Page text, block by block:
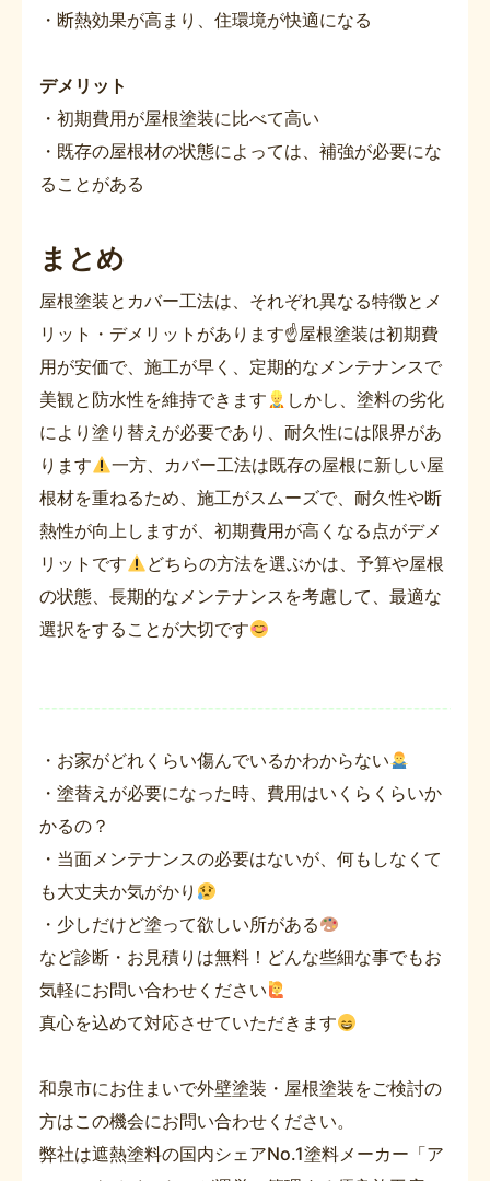
・断熱効果が高まり、住環境が快適になる
デメリット
・初期費用が屋根塗装に比べて高い
・既存の屋根材の状態によっては、補強が必要にな
ることがある
まとめ
屋根塗装とカバー工法は、それぞれ異なる特徴とメ
リット・デメリットがあります☝屋根塗装は初期費
用が安価で、施工が早く、定期的なメンテナンスで
美観と防水性を維持できます
しかし、塗料の劣化
により塗り替えが必要であり、耐久性には限界があ
ります
一方、カバー工法は既存の屋根に新しい屋
根材を重ねるため、施工がスムーズで、耐久性や断
熱性が向上しますが、初期費用が高くなる点がデメ
リットです
どちらの方法を選ぶかは、予算や屋根
の状態、長期的なメンテナンスを考慮して、最適な
選択をすることが大切です
・お家がどれくらい傷んでいるかわからない
・塗替えが必要になった時、費用はいくらくらいか
かるの？
・当面メンテナンスの必要はないが、何もしなくて
も大丈夫か気がかり
・少しだけど塗って欲しい所がある
など診断・お見積りは無料！どんな些細な事でもお
気軽にお問い合わせください
真心を込めて対応させていただきます
和泉市にお住まいで外壁塗装・屋根塗装をご検討の
方はこの機会にお問い合わせください。
弊社は遮熱塗料の国内シェアNo.1塗料メーカー「ア